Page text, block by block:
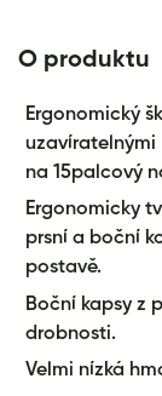
O produktu
Ergonomický
uzavíratelnými
na 15palcový
Ergonomicky
prsní a boční
postavě.
Boční kapsy z
drobnosti.
Velmi nízká